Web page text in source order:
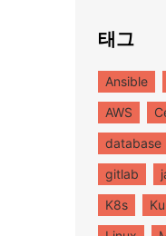
태그
Ansible
AWS
database
gitlab
K8s